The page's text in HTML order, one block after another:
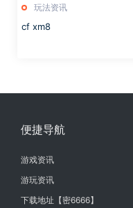
玩法资讯
cf xm8
便捷导航
游戏资讯
游玩资讯
下载地址【密6666】